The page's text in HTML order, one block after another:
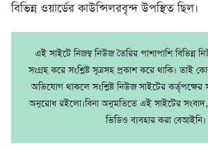
বিভিন্ন ওয়ার্ডের কাউন্সিলরবৃন্দ উপস্থিত ছিল।
এই সাইটে নিজম্ব নিউজ তৈরির পাশাপাশি বিভিন্ন
সংগ্রহ করে সংশ্লিষ্ট সূত্রসহ প্রকাশ করে থাকি। তাই
অভিযোগ থাকলে সংশ্লিষ্ট নিউজ সাইটের
অনুরোধ রইলো।বিনা অনুমতিতে এই সাইটের
ভিডিও ব্যবহার করা বেআইনি।